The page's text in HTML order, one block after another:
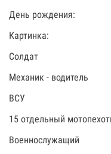
День рождения:
Картинка:
Солдат
Механик - водитель
ВСУ
15 отдельный
Военнослужащий